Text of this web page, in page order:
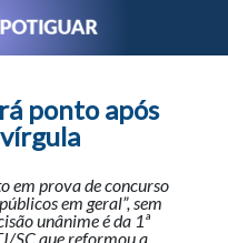
ponto após
em prova de concurso
em geral”, sem
unânime é da 1ª
SC que reformou a